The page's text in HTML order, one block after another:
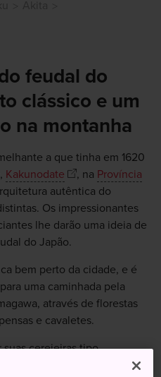
feudal do
clássico e um
na montanha
a que tinha em 1620
Kakunodate , na Província
autêntica do
Os impressionantes
lhe darão uma ideia de
do Japão.
bem perto da cidade, e é
uma caminhada pela
através de florestas
e cavaletes.
cerejeiras tipo